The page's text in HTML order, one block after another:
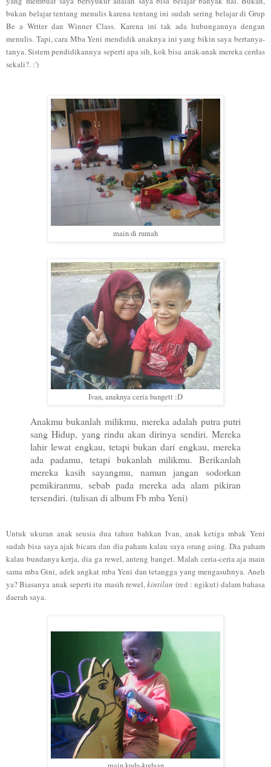
bukan belajar tentang menulis karena tentang ini sudah sering belajar di Grup
Be a Writer dan Winner Class. Karena ini tak ada hubungannya dengan
menulis. Tapi, cara Mba Yeni mendidik anaknya ini yang bikin saya bertanya-
tanya. Sistem pendidikannya seperti apa sih, kok bisa anak-anak mereka cerdas
sekali?. :')
main di rumah
Ivan, anaknya ceria bangett :D
Anakmu bukanlah milikmu, mereka adalah putra putri
sang Hidup, yang rindu akan dirinya sendiri. Mereka
lahir lewat engkau, tetapi bukan dari engkau, mereka
ada padamu, tetapi bukanlah milikmu. Berikanlah
mereka kasih sayangmu, namun jangan sodorkan
pemikiranmu, sebab pada mereka ada alam pikiran
tersendiri. (tulisan di album Fb mba Yeni)
Untuk ukuran anak seusia dua tahun bahkan Ivan, anak ketiga mbak Yeni
sudah bisa saya ajak bicara dan dia paham kalau saya orang asing. Dia paham
kalau bundanya kerja, dia ga rewel, anteng banget. Malah ceria-ceria aja main
sama mba Gini, adek angkat mba Yeni dan tetangga yang mengasuhnya. Aneh
ya? Biasanya anak seperti itu masih rewel,kintilan (red : ngikut) dalam bahasa
daerah saya.